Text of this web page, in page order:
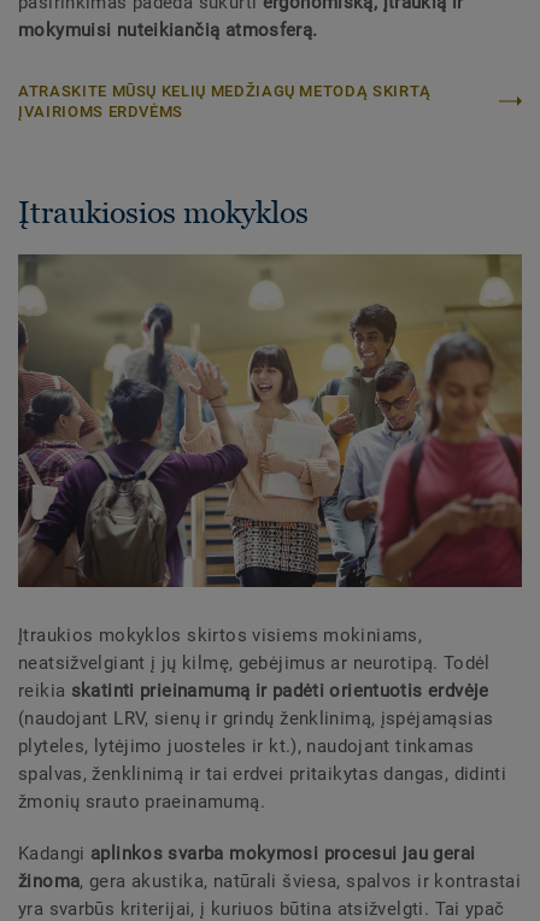
mokymuisi nuteikiančią atmosferą.
ATRASKITE MŪSŲ KELIŲ MEDŽIAGŲ METODĄ SKIRTĄ
ĮVAIRIOMS ERDVĖMS
Įtraukiosios mokyklos
Įtraukios mokyklos skirtos visiems mokiniams,
neatsižvelgiant į jų kilmę, gebėjimus ar neurotipą. Todėl
reikia skatinti prieinamumą ir padėti orientuotis erdvėje
(naudojant LRV, sienų ir grindų ženklinimą, įspėjamąsias
plyteles, lytėjimo juosteles ir kt.), naudojant tinkamas
spalvas, ženklinimą ir tai erdvei pritaikytas dangas, didinti
žmonių srauto praeinamumą.
Kadangi aplinkos svarba mokymosi procesui jau gerai
žinoma, gera akustika, natūrali šviesa, spalvos ir kontrastai
yra svarbūs kriterijai, į kuriuos būtina atsižvelgti. Tai ypač